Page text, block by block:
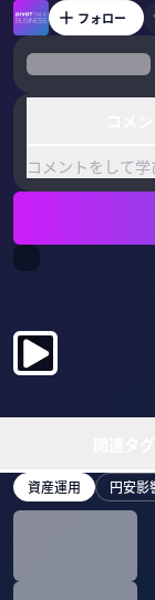
フォロー
コメントをして
資産運用 円安影